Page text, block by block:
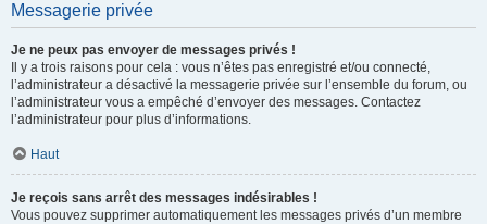
Messagerie privée
Je ne peux pas envoyer de messages privés !
Il y a trois raisons pour cela : vous n’êtes pas enregistré et/ou connecté,
l’administrateur a désactivé la messagerie privée sur l’ensemble du forum, ou
l’administrateur vous a empêché d’envoyer des messages. Contactez
l’administrateur pour plus d’informations.
Haut
Je reçois sans arrêt des messages indésirables !
Vous pouvez supprimer automatiquement les messages privés d’un membre